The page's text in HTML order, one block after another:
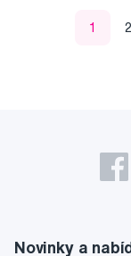
1 2
Novinky a